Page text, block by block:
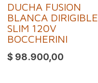
DUCHA FUSION
BLANCA DIRIGIBLE
SLIM 120V
BOCCHERINI
$ 98.900,00